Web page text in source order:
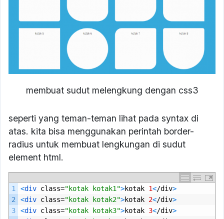
membuat sudut melengkung dengan css3
seperti yang teman-teman lihat pada syntax di
atas. kita bisa menggunakan perintah border-
radius untuk membuat lengkungan di sudut
element html.
1
2
3
<div class="kotak kotak1">kotak 1</div>
<div class="kotak kotak2">kotak 2</div>
<div class="kotak kotak3">kotak 3</div>